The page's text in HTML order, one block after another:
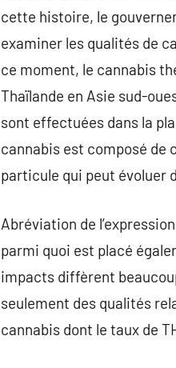
cette histoire, le
examiner les qualités de
ce moment, le cannabis
Thaïlande en Asie sud-
sont effectuées dans la
cannabis est composé de
particule qui peut évoluer
Abréviation de
parmi quoi est placé
impacts diffèrent
seulement des qualités
cannabis dont le taux de